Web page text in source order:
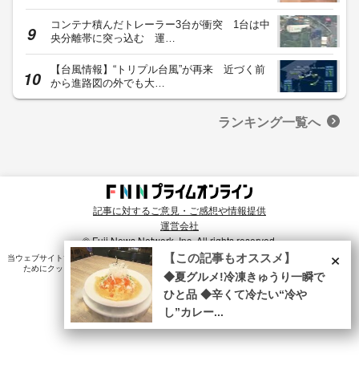
コンテナ積んだトレーラー3台が衝突 1台は中
央分離帯に突っ込む 運…
【台風情報】“トリプル台風”が再来 近づく前
から進路図の外でも大…
ランキング一覧へ
記事に対するご意見・ご感想や情報提供
運営会社
© Fuji News Network, Inc. All rights reserved.
当ウェブサイトでは、ユーザのニーズ・興味・関⼼に合致したコンテンツや広告配信を提供する
ためにクッキーを使⽤しています。詳細は、プライバシーポリシー をご確認ください。×
【この記事もオススメ】
◆夏グルメ!冷凍きゅうり一瞬で
ひと品 ◆辛くて冷たい“冷や
し”カレー...